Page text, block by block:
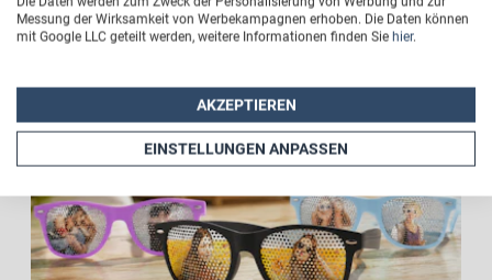
Entdecke personalisierte JGA-Geschenke für
Braut, Bräutigam und Gäste
Messung der Wirksamkeit von Werbekampagnen erhoben. Die Daten können
mit Google LLC geteilt werden, weitere Informationen finden Sie hier.
AKZEPTIEREN
EINSTELLUNGEN ANPASSEN